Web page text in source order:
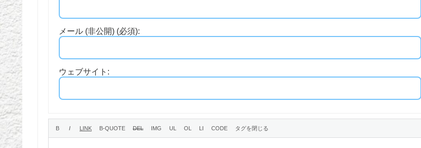
メール (非公開) (必須):
ウェブサイト: